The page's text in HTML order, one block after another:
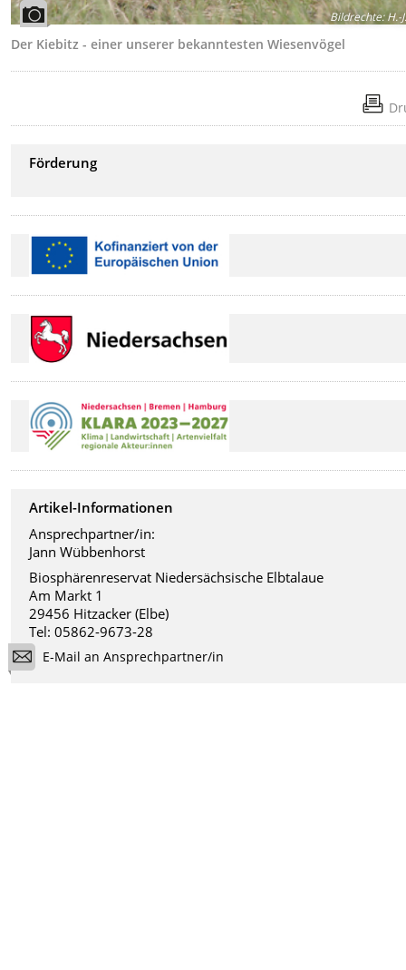
Bildrechte:H.-
Der Kiebitz - einer unserer bekanntesten Wiesenvögel
Förderung
Artikel-Informationen
Ansprechpartner/in:
Jann Wübbenhorst
Biosphärenreservat Niedersächsische Elbtalaue
Am Markt 1
29456 Hitzacker (Elbe)
Tel: 05862-9673-28
E-Mail an Ansprechpartner/in